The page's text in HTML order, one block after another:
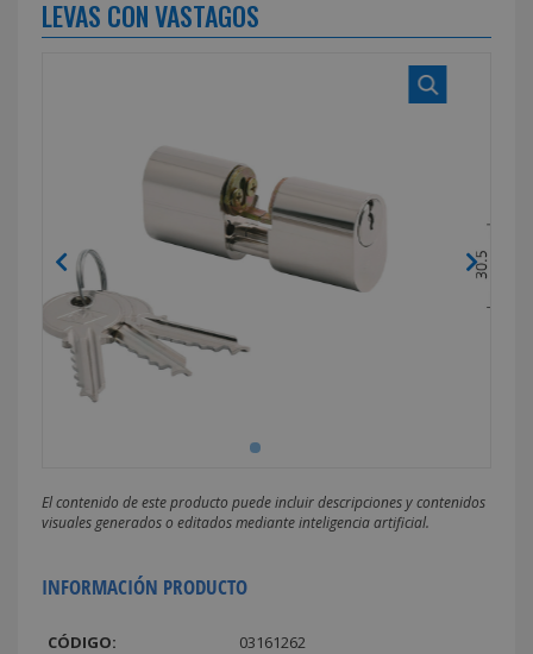
LEVAS CON VASTAGOS
El contenido de este producto puede incluir descripciones y contenidos
visuales generados o editados mediante inteligencia artificial.
INFORMACIÓN PRODUCTO
CÓDIGO:
03161262